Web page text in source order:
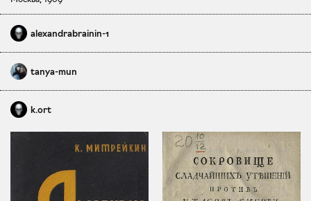
alexandrabrainin-1
tanya-mun
k.ort